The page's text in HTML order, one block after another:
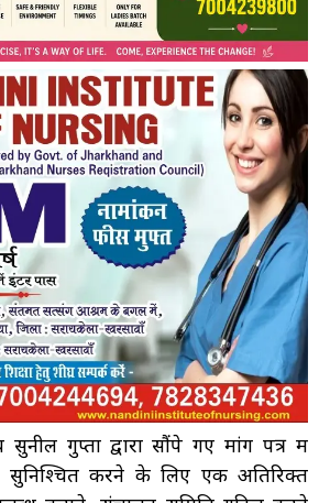
गुप्ता द्वारा सौंपे गए मांग पत्र में
सुनिश्चित करने के लिए एक अतिरिक्त